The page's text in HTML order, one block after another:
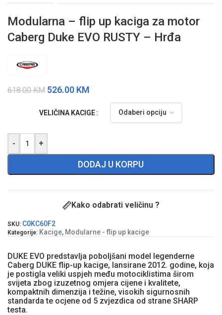
Modularna – flip up kaciga za motor
Caberg Duke EVO RUSTY – Hrđa
618.00KM 526.00 KM
VELIČINA KACIGE
- +
DODAJ U KORPU
Kako odabrati veličinu ?
SKU: C0KC60F2
Kategorije: Kacige, Modularne - flip up kacige
DUKE EVO predstavlja poboljšani model legenderne
Caberg DUKE flip-up kacige, lansirane 2012. godine, koja
je postigla veliki uspjeh među motociklistima širom
svijeta zbog izuzetnog omjera cijene i kvalitete,
kompaktnih dimenzija i težine, visokih sigurnosnih
standarda te ocjene od 5 zvjezdica od strane SHARP
testa.